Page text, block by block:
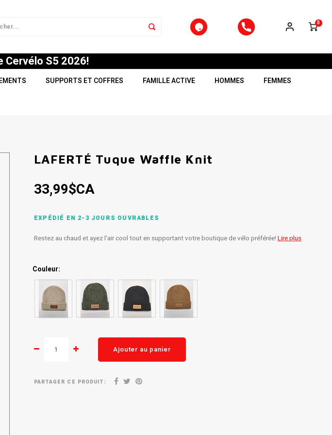
0
Cervélo S5 2026!
SUPPORTS ET COFFRES FAMILLE ACTIVE HOMMES FEMMES
LAFERTÉ Tuque Waffle Knit
33,99$CA
EXPÉDIÉ EN 2-3 JOURS OUVRABLES
Restez au chaud et ayez l'air cool tout en supportant votre boutique de vélo préférée!Lire plus
Couleur:
Ajouter au panier
PARTAGER CE PRODUIT: